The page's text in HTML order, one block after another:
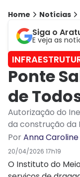
Home Notícias
Siga o
E veja as
Ponte
de
Autorização do
da construção
PorAnna
20/04/2026 17h19
O Instituto do